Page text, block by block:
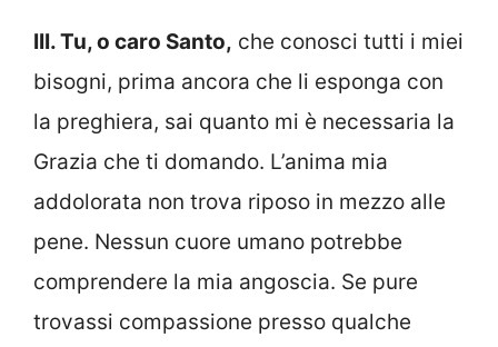
III. Tu, o caro Santo, che conosci tutti i miei
bisogni, prima ancora che li esponga con
la preghiera, sai quanto mi è necessaria la
Grazia che ti domando. L’anima mia
addolorata non trova riposo in mezzo alle
pene. Nessun cuore umano potrebbe
comprendere la mia angoscia. Se pure
trovassi compassione presso qualche